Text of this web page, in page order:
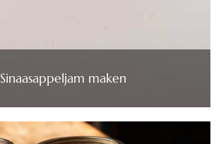
Sinaasappeljam maken